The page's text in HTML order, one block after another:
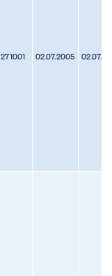
271001 02.07.2005